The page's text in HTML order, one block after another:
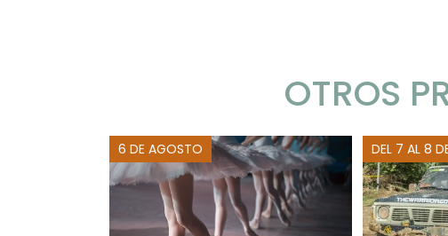
OTROS
6 DE AGOSTO DEL 7 AL 8